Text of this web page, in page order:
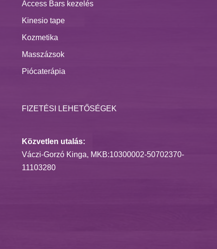
Access Bars kezelés
Kinesio tape
Kozmetika
Masszázsok
Piócaterápia
FIZETÉSI LEHETŐSÉGEK
Közvetlen utalás:
Váczi-Gorzó Kinga, MKB:10300002-50702370-
11103280